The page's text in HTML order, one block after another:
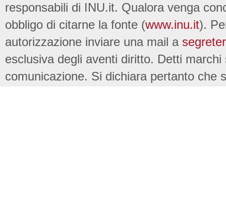
responsabili di INU.it. Qualora venga
obbligo di citarne la fonte (www.inu.it).
autorizzazione inviare una mail a
esclusiva degli aventi diritto. Detti
comunicazione. Si dichiara pertanto che